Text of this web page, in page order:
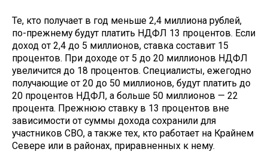
Те, кто получает в год меньше 2,4 миллиона рублей,
по-прежнему будут платить НДФЛ 13 процентов. Если
доход от 2,4 до 5 миллионов, ставка составит 15
процентов. При доходе от 5 до 20 миллионов НДФЛ
увеличится до 18 процентов. Специалисты, ежегодно
получающие от 20 до 50 миллионов, будут платить до
20 процентов НДФЛ, а больше 50 миллионов — 22
процента. Прежнюю ставку в 13 процентов вне
зависимости от суммы дохода сохранили для
участников СВО, а также тех, кто работает на Крайнем
Севере или в районах, приравненных к нему.